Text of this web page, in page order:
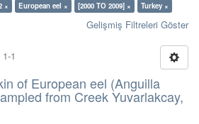
× European eel × [2000 TO 2009] × Turkey ×
Gelişmiş Filtreleri Göster
1
of European eel (Anguilla
from Creek Yuvarlakcay,